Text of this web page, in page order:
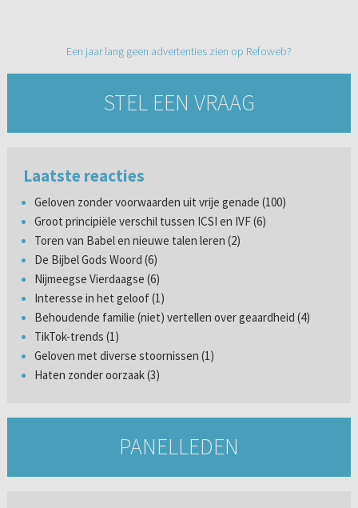
Een jaar lang geen advertenties zien op Refoweb?
STEL EEN VRAAG
Laatste reacties
Geloven zonder voorwaarden uit vrije genade (100)
Groot principiële verschil tussen ICSI en IVF (6)
Toren van Babel en nieuwe talen leren (2)
De Bijbel Gods Woord (6)
Nijmeegse Vierdaagse (6)
Interesse in het geloof (1)
Behoudende familie (niet) vertellen over geaardheid (4)
TikTok-trends (1)
Geloven met diverse stoornissen (1)
Haten zonder oorzaak (3)
PANELLEDEN